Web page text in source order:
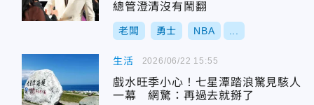
總管澄清沒有鬧翻
老闆 勇士 NBA
生活
戲水旺季小心！七星潭踏浪驚見駭人
一幕 網驚：再過去就掰了
2026/06/22 15:55